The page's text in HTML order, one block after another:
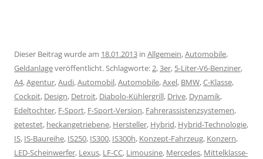
Dieser Beitrag wurde am 18.01.2013 in Allgemein,Automobile,
Geldanlageveröffentlicht. Schlagworte:2,3er, 5-Liter-V6-Benziner,
A4,Agentur,Audi,Automobil,Automobile,Axel, BMW,C-Klasse,
Cockpit, Design, Detroit, Diabolo-Kühlergrill, Drive, Dynamik,
Edeltochter, F-Sport, F-Sport-Version, Fahrerassistenzsystemen,
getestet, heckangetriebene, Hersteller, Hybrid, Hybrid-Technologie,
IS, IS-Baureihe, IS250, IS300, IS300h, Konzept-Fahrzeug, Konzern,
LED-Scheinwerfer, Lexus, LF-CC, Limousine, Mercedes, Mittelklasse-